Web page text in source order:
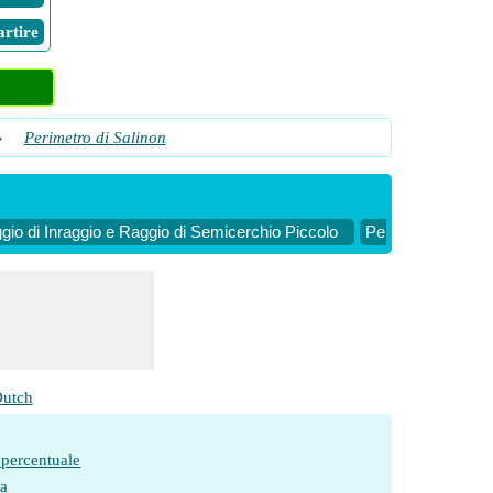
Perimetro di Salinon
di Inraggio e Raggio di Semicerchio Piccolo Perimetro di